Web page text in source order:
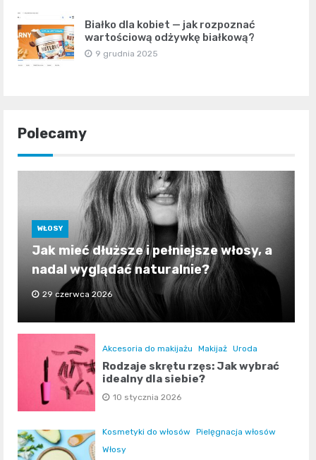
Białko dla kobiet — jak rozpoznać
wartościową odżywkę białkową?
9 grudnia 2025
Polecamy
WŁOSY
Jak mieć dłuższe i pełniejsze włosy, a
nadal wyglądać naturalnie?
29 czerwca 2026
Akcesoria do makijażu Makijaż Uroda
Rodzaje skrętu rzęs: Jak wybrać
idealny dla siebie?
10 stycznia 2026
Kosmetyki do włosów
Pielęgnacja włosów
Włosy